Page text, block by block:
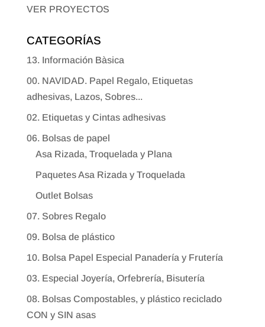
VER PROYECTOS
CATEGORÍAS
13. Información Bàsica
00. NAVIDAD. Papel Regalo, Etiquetas
adhesivas, Lazos, Sobres...
02. Etiquetas y Cintas adhesivas
06. Bolsas de papel
Asa Rizada, Troquelada y Plana
Paquetes Asa Rizada y Troquelada
Outlet Bolsas
07. Sobres Regalo
09. Bolsa de plástico
10. Bolsa Papel Especial Panadería y Frutería
03. Especial Joyería, Orfebrería, Bisutería
08. Bolsas Compostables, y plástico reciclado
CON y SIN asas